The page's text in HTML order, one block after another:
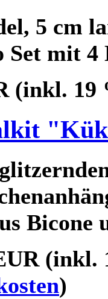
5 cm
Set mit 4
(inkl. 19
Bicone
(inkl.
)